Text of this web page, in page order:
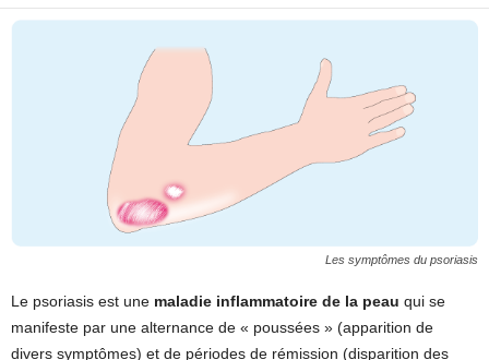
Les symptômes du psoriasis
Le psoriasis est une maladie inflammatoire de la peau qui se
manifeste par une alternance de « poussées » (apparition de
divers symptômes) et de périodes de rémission (disparition des